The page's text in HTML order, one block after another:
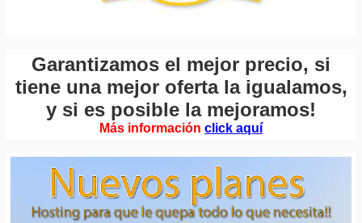
Garantizamos el mejor precio, si
tiene una mejor oferta la igualamos,
y si es posible la mejoramos!
Más información click aquí